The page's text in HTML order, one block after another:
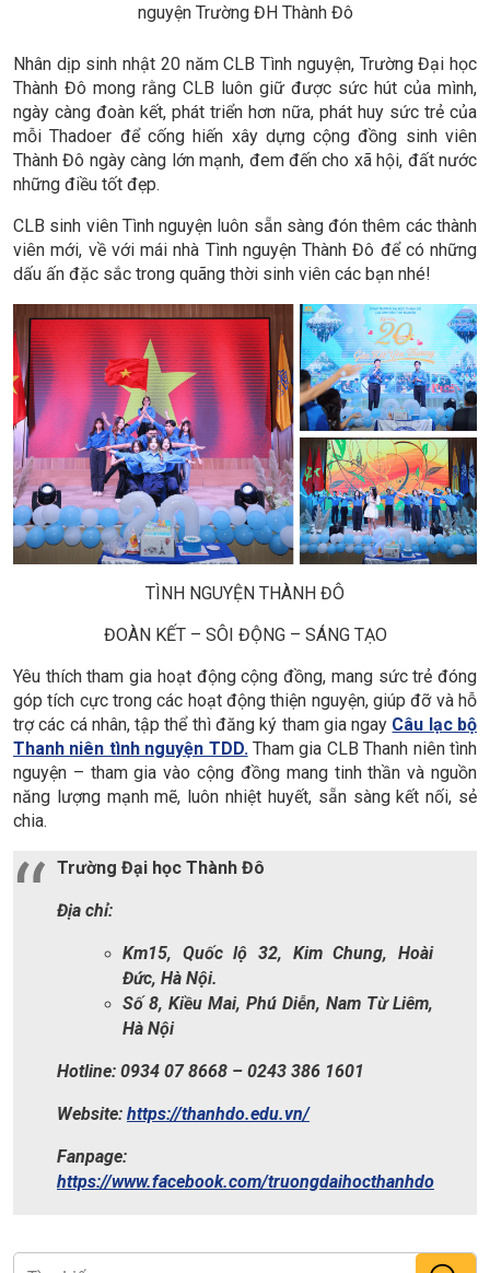
nguyện Trường ĐH Thành Đô
Nhân dịp sinh nhật 20 năm CLB Tình nguyện, Trường Đại học
Thành Đô mong rằng CLB luôn giữ được sức hút của mình,
ngày càng đoàn kết, phát triển hơn nữa, phát huy sức trẻ của
mỗi Thadoer để cống hiến xây dựng cộng đồng sinh viên
Thành Đô ngày càng lớn mạnh, đem đến cho xã hội, đất nước
những điều tốt đẹp.
CLB sinh viên Tình nguyện luôn sẵn sàng đón thêm các thành
viên mới, về với mái nhà Tình nguyện Thành Đô để có những
dấu ấn đặc sắc trong quãng thời sinh viên các bạn nhé!
TÌNH NGUYỆN THÀNH ĐÔ
ĐOÀN KẾT – SÔI ĐỘNG – SÁNG TẠO
Yêu thích tham gia hoạt động cộng đồng, mang sức trẻ đóng
góp tích cực trong các hoạt động thiện nguyện, giúp đỡ và hỗ
trợ các cá nhân, tập thể thì đăng ký tham gia ngay Câu lạc bộ
Thanh niên tình nguyện TDD.Tham gia CLB Thanh niên tình
nguyện – tham gia vào cộng đồng mang tinh thần và nguồn
năng lượng mạnh mẽ, luôn nhiệt huyết, sẵn sàng kết nối, sẻ
chia.
Trường Đại học Thành Đô
Địa chỉ:
Km15, Quốc lộ 32, Kim Chung, Hoài
Đức, Hà Nội.
Số 8, Kiều Mai, Phú Diễn, Nam Từ Liêm,
Hà Nội
Hotline: 0934 07 8668 – 0243 386 1601
Website: https://thanhdo.edu.vn/
Fanpage:
https://www.facebook.com/truongdaihocthanhdo